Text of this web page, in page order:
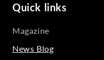
Quick links
Magazine
News Blog